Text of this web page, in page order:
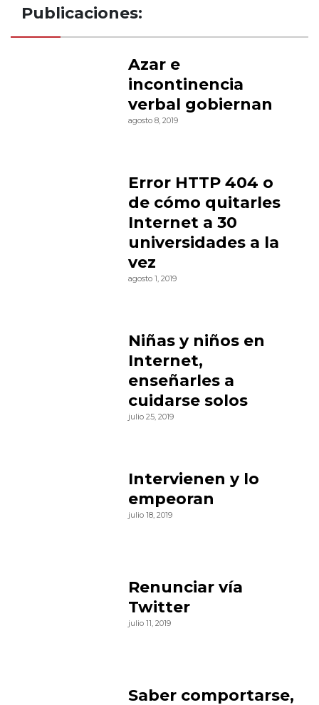
Publicaciones:
Azar e
incontinencia
verbal gobiernan
agosto 8, 2019
Error HTTP 404 o
de cómo quitarles
Internet a 30
universidades a la
vez
agosto 1, 2019
Niñas y niños en
Internet,
enseñarles a
cuidarse solos
julio 25, 2019
Intervienen y lo
empeoran
julio 18, 2019
Renunciar vía
Twitter
julio 11, 2019
Saber comportarse,